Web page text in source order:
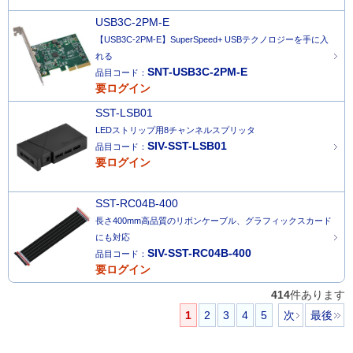
USB3C-2PM-E
【USB3C-2PM-E】SuperSpeed+ USBテクノロジーを手に入
れる
品目コード： SNT-USB3C-2PM-E
要ログイン
SST-LSB01
LEDストリップ用8チャンネルスプリッタ
品目コード： SIV-SST-LSB01
要ログイン
SST-RC04B-400
長さ400mm高品質のリボンケーブル、グラフィックスカード
にも対応
品目コード： SIV-SST-RC04B-400
要ログイン
414件あります
1
2 3 4 5 次 最後